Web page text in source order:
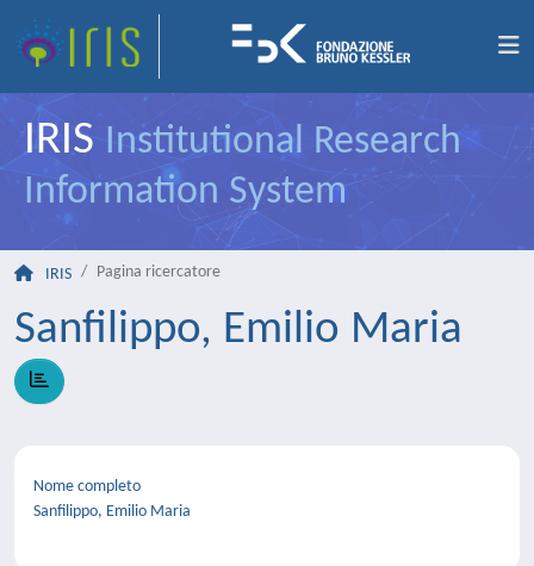
IRIS Institutional Research
Information System
IRIS Pagina ricercatore
Sanfilippo, Emilio Maria
Nome completo
Sanfilippo, Emilio Maria